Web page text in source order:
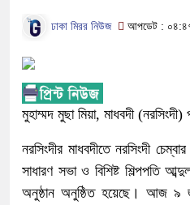
ঢাকা মিরর নিউজ আপডেট :
মুহাম্মদ মুছা মিয়া, মাধবদী (নরসিংদী)
নরসিংদীর মাধবদীতে নরসিংদী
সাধারণ সভা ও বিশিষ্ট শিল্পপতি
অনুষ্ঠান অনুষ্ঠিত হয়েছে। আজ ৯